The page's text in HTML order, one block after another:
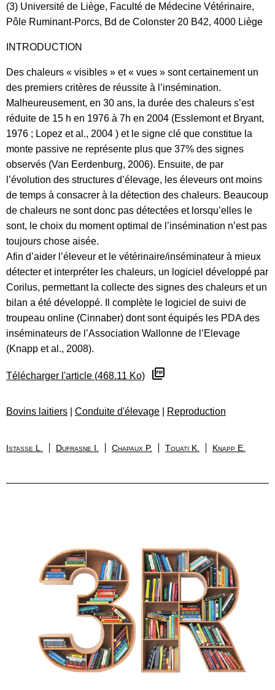
(3) Université de Liège, Faculté de Médecine Vétérinaire,
Pôle Ruminant-Porcs, Bd de Colonster 20 B42, 4000 Liège
INTRODUCTION
Des chaleurs « visibles » et « vues » sont certainement un
des premiers critères de réussite à l’insémination.
Malheureusement, en 30 ans, la durée des chaleurs s’est
réduite de 15 h en 1976 à 7h en 2004 (Esslemont et Bryant,
1976 ; Lopez et al., 2004 ) et le signe clé que constitue la
monte passive ne représente plus que 37% des signes
observés (Van Eerdenburg, 2006). Ensuite, de par
l’évolution des structures d’élevage, les éleveurs ont moins
de temps à consacrer à la détection des chaleurs. Beaucoup
de chaleurs ne sont donc pas détectées et lorsqu’elles le
sont, le choix du moment optimal de l’insémination n’est pas
toujours chose aisée.
Afin d’aider l’éleveur et le vétérinaire/inséminateur à mieux
détecter et interpréter les chaleurs, un logiciel développé par
Corilus, permettant la collecte des signes des chaleurs et un
bilan a été développé. Il complète le logiciel de suivi de
troupeau online (Cinnaber) dont sont équipés les PDA des
inséminateurs de l’Association Wallonne de l’Elevage
(Knapp et al., 2008).
Télécharger l'article (468.11 Ko)
Bovins laitiers Conduite d'élevage Reproduction
Istasse L. Dufrasne I. Chapaux P. Touati K. Knapp E.